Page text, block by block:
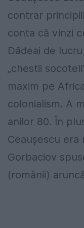
contrar
conta că vinzi
Dădeai de
„chestii
maxim pe
colonialism. A
anilor 80. În
Ceaușescu era
Gorbaciov
(românii)